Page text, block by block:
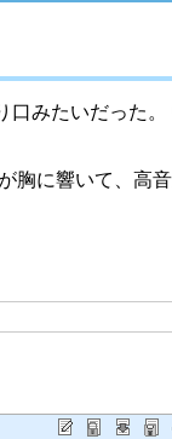
みたいだった
胸に響いて、高